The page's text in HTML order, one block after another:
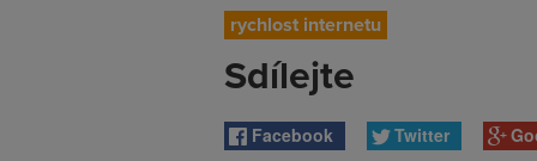
rychlost internetu
Sdílejte
Facebook Twitter